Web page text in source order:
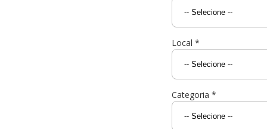
Local *
Categoria *